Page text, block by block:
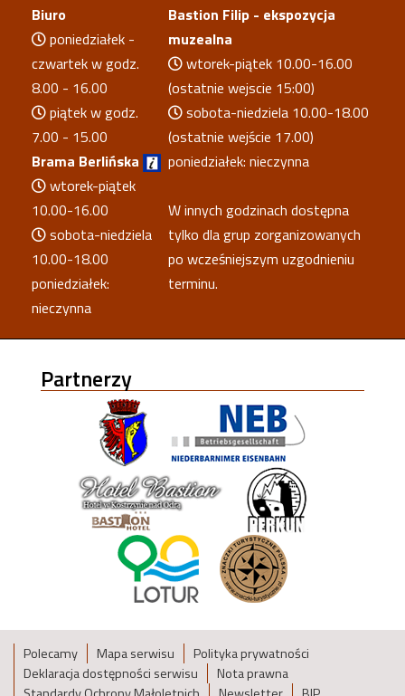
Biuro
poniedziałek -
czwartek w godz.
8.00 - 16.00
piątek w godz.
7.00 - 15.00
Brama Berlińska
wtorek-piątek
10.00-16.00
sobota-niedziela
10.00-18.00
poniedziałek:
nieczynna
Bastion Filip - ekspozycja
muzealna
wtorek-piątek 10.00-16.00
(ostatnie wejscie 15:00)
sobota-niedziela 10.00-18.00
(ostatnie wejście 17.00)
poniedziałek: nieczynna
W innych godzinach dostępna
tylko dla grup zorganizowanych
po wcześniejszym uzgodnieniu
terminu.
Partnerzy
Polecamy Mapa serwisu
Polityka prywatności
Deklaracja dostępności serwisu
Nota prawna